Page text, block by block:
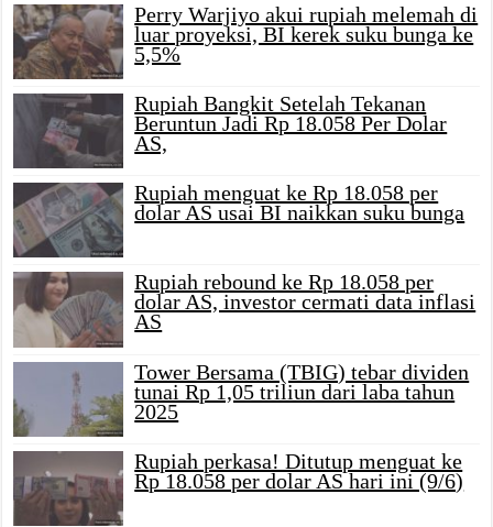
Perry Warjiyo akui rupiah melemah di
luar proyeksi, BI kerek suku bunga ke
5,5%
Rupiah Bangkit Setelah Tekanan
Beruntun Jadi Rp 18.058 Per Dolar
AS,
Rupiah menguat ke Rp 18.058 per
dolar AS usai BI naikkan suku bunga
Rupiah rebound ke Rp 18.058 per
dolar AS, investor cermati data inflasi
AS
Tower Bersama (TBIG) tebar dividen
tunai Rp 1,05 triliun dari laba tahun
2025
Rupiah perkasa! Ditutup menguat ke
Rp 18.058 per dolar AS hari ini (9/6)